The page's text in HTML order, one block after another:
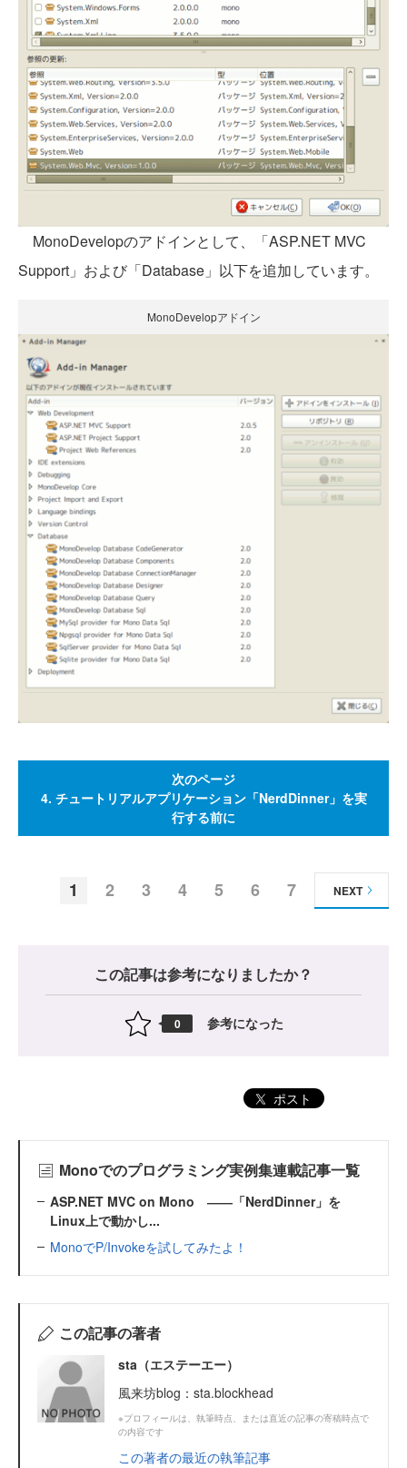
MonoDevelopのアドインとして、「ASP.NET MVC
Support」および「Database」以下を追加しています。
MonoDevelopアドイン
次のページ
4. チュートリアルアプリケーション「NerdDinner」を実
行する前に
1 2 3 4 5 6 7 NEXT
この記事は参考になりましたか？
0 参考になった
ポスト
Monoでのプログラミング実例集連載記事一覧
ASP.NET MVC on Mono ――「NerdDinner」を
Linux上で動かし...
MonoでP/Invokeを試してみたよ！
この記事の著者
sta（エステーエー）
風来坊blog：sta.blockhead
※プロフィールは、執筆時点、または直近の記事の寄稿時点で
の内容です
この著者の最近の執筆記事